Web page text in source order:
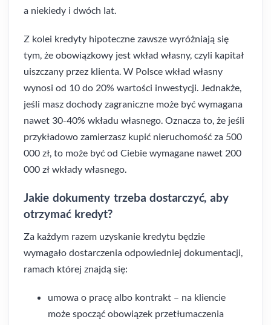
a niekiedy i dwóch lat.
Z kolei kredyty hipoteczne zawsze wyróżniają się
tym, że obowiązkowy jest wkład własny, czyli kapitał
uiszczany przez klienta. W Polsce wkład własny
wynosi od 10 do 20% wartości inwestycji. Jednakże,
jeśli masz dochody zagraniczne może być wymagana
nawet 30-40% wkładu własnego. Oznacza to, że jeśli
przykładowo zamierzasz kupić nieruchomość za 500
000 zł, to może być od Ciebie wymagane nawet 200
000 zł wkłady własnego.
Jakie dokumenty trzeba dostarczyć, aby
otrzymać kredyt?
Za każdym razem uzyskanie kredytu będzie
wymagało dostarczenia odpowiedniej dokumentacji,
ramach której znajdą się:
umowa o pracę albo kontrakt – na kliencie
może spocząć obowiązek przetłumaczenia